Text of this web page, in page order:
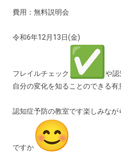
費用：無料説明会
令和6年12月13日(金)
フレイルチェック
や認
自分の変化を知ることのできる有
認知症予防の教室です楽しみな
ですか